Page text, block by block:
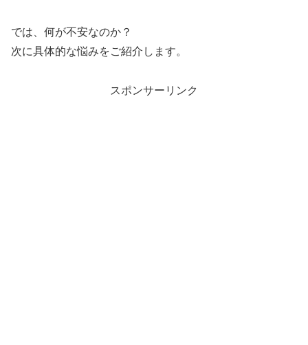
では、何が不安なのか？
次に具体的な悩みをご紹介します。
スポンサーリンク